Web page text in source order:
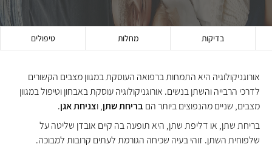
בדיקות מחלות טיפולים
אורוגניקולוגיה היא התמחות ברפואה העוסקת במגוון מצבים הקשורים
לדרכי הרבייה והשתן בנשים. אורוגניקולוגיה עוסקת באבחון וטיפול במגוון
מצבים, שניים מהנפוצים ביותר הם בריחת שתן, וצניחת אגן.
בריחת שתן, או דליפת שתן, היא תופעה בה קיים אובדן שליטה על
שלפוחית השתן. זוהי בעיה שכיחה הגורמת לעתים קרובות למבוכה.